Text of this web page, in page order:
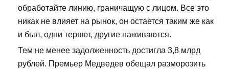
обработайте линию, граничащую с лицом. Все это
никак не влияет на рынок, он остается таким же как
и был, одни теряют, другие наживаются.
Тем не менее задолженность достигла 3,8 млрд
рублей. Премьер Медведев обещал разморозить